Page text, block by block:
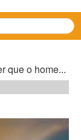
que o home...